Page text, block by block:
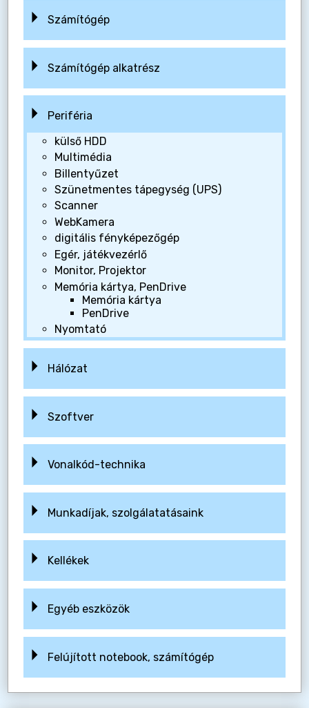
Számítógép
Számítógép alkatrész
Periféria
külső HDD
Multimédia
Billentyűzet
Szünetmentes tápegység (UPS)
Scanner
WebKamera
digitális fényképezőgép
Egér, játékvezérlő
Monitor, Projektor
Memória kártya, PenDrive
Memória kártya
PenDrive
Nyomtató
Hálózat
Szoftver
Vonalkód-technika
Munkadíjak, szolgálatatásaink
Kellékek
Egyéb eszközök
Felújított notebook, számítógép